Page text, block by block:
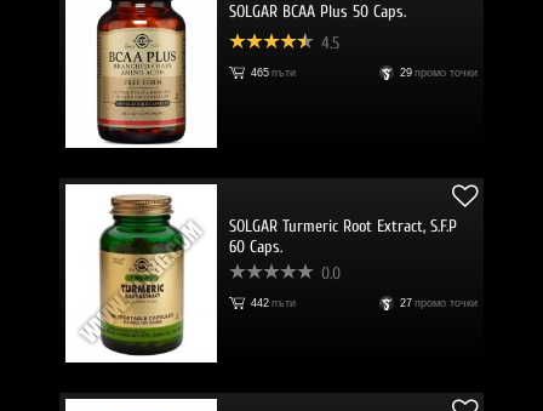
SOLGAR BCAA Plus 50 Caps.
4.5
465 пъти 29 промо точки
SOLGAR Turmeric Root Extract, S.F.P
60 Caps.
0.0
442 пъти 27 промо точки